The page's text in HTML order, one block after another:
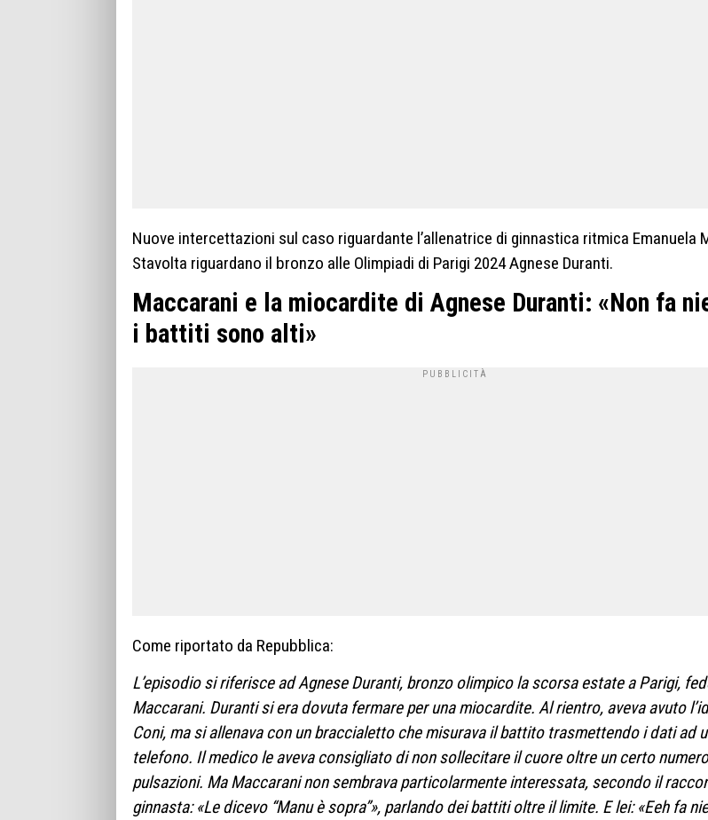
Nuove intercettazioni sul caso riguardante l’allenatrice di ginnastica ritmica Emanuela
Stavolta riguardano il bronzo alle Olimpiadi di Parigi 2024 Agnese Duranti.
Maccarani e la miocardite di Agnese Duranti: «Non fa
i battiti sono alti»
Come riportato da Repubblica:
L’episodio si riferisce ad Agnese Duranti, bronzo olimpico la scorsa estate a Parigi,
Maccarani. Duranti si era dovuta fermare per una miocardite. Al rientro, aveva avuto
Coni, ma si allenava con un braccialetto che misurava il battito trasmettendo i dati ad
telefono. Il medico le aveva consigliato di non sollecitare il cuore oltre un certo
pulsazioni. Ma Maccarani non sembrava particolarmente interessata, secondo il
ginnasta: «Le dicevo “Manu è sopra”», parlando dei battiti oltre il limite. E lei: «Eeh fa